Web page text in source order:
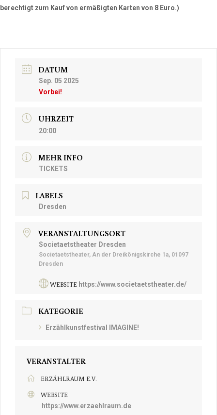
berechtigt zum Kauf von ermäßigten Karten von 8 Euro.)
DATUM
Sep. 05 2025
Vorbei!
UHRZEIT
20:00
MEHR INFO
TICKETS
LABELS
Dresden
VERANSTALTUNGSORT
Societaetstheater Dresden
Societaetstheater, An der Dreikönigskirche 1a, 01097
Dresden
WEBSITE https://www.societaetstheater.de/
KATEGORIE
Erzählkunstfestival IMAGINE!
VERANSTALTER
ERZÄHLRAUM E.V.
WEBSITE
https://www.erzaehlraum.de